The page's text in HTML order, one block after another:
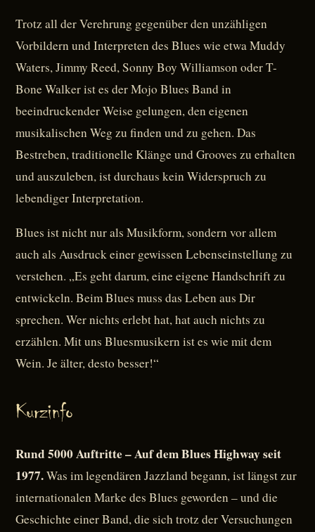
Trotz all der Verehrung gegenüber den unzähligen
Vorbildern und Interpreten des Blues wie etwa Muddy
Waters, Jimmy Reed, Sonny Boy Williamson oder T-
Bone Walker ist es der Mojo Blues Band in
beeindruckender Weise gelungen, den eigenen
musikalischen Weg zu finden und zu gehen. Das
Bestreben, traditionelle Klänge und Grooves zu erhalten
und auszuleben, ist durchaus kein Widerspruch zu
lebendiger Interpretation.
Blues ist nicht nur als Musikform, sondern vor allem
auch als Ausdruck einer gewissen Lebenseinstellung zu
verstehen. „Es geht darum, eine eigene Handschrift zu
entwickeln. Beim Blues muss das Leben aus Dir
sprechen. Wer nichts erlebt hat, hat auch nichts zu
erzählen. Mit uns Bluesmusikern ist es wie mit dem
Wein. Je älter, desto besser!“
Kurzinfo
Rund 5000 Auftritte – Auf dem Blues Highway seit
1977.Was im legendären Jazzland begann, ist längst zur
internationalen Marke des Blues geworden – und die
Geschichte einer Band, die sich trotz der Versuchungen